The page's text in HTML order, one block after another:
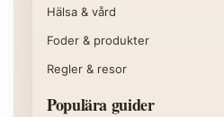
Hälsa & vård
Foder & produkter
Regler & resor
Populära guider